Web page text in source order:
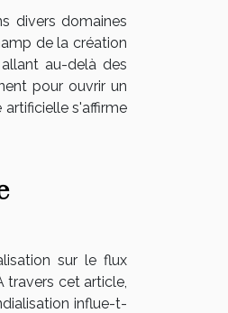
divers domaines
de la création
au-delà des
pour ouvrir un
s'affirme
sur le flux
travers cet article,
influe-t-